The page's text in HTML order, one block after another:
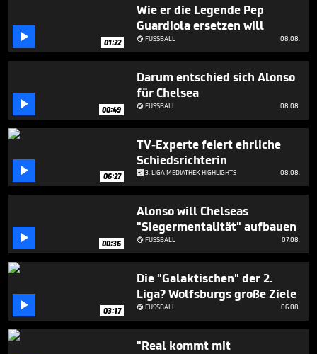
seconds
 01:22
Wie er die Legende Pep
Guardiola ersetzen will
FUSSBALL 08.08.
 00:49
Darum entschied sich Alonso
für Chelsea
FUSSBALL 08.08.
 06:27
TV-Experte feiert ehrliche
Schiedsrichterin
3. LIGA MEDIATHEK HIGHLIGHTS 08.08.
 00:36
Alonso will Chelseas
"Siegermentalität" aufbauen
FUSSBALL 07.08.
 03:17
Die "Galaktischen" der 2.
Liga? Wolfsburgs große Ziele
FUSSBALL 06.08.
"Real kommt mit